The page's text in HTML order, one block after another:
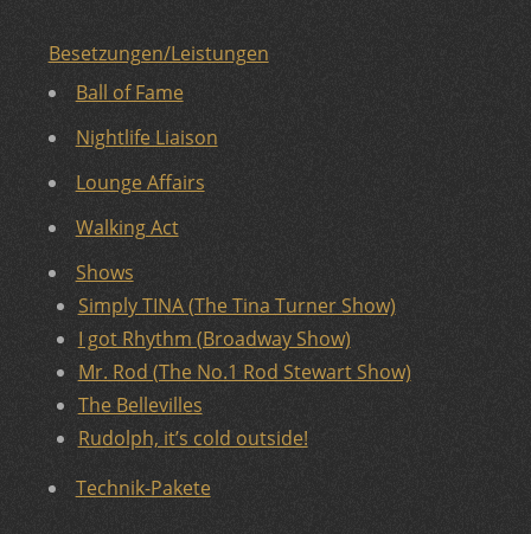
Besetzungen/Leistungen
Ball of Fame
Nightlife Liaison
Lounge Affairs
Walking Act
Shows
Simply TINA (The Tina Turner Show)
I got Rhythm (Broadway Show)
Mr. Rod (The No.1 Rod Stewart Show)
The Bellevilles
Rudolph, it’s cold outside!
Technik-Pakete